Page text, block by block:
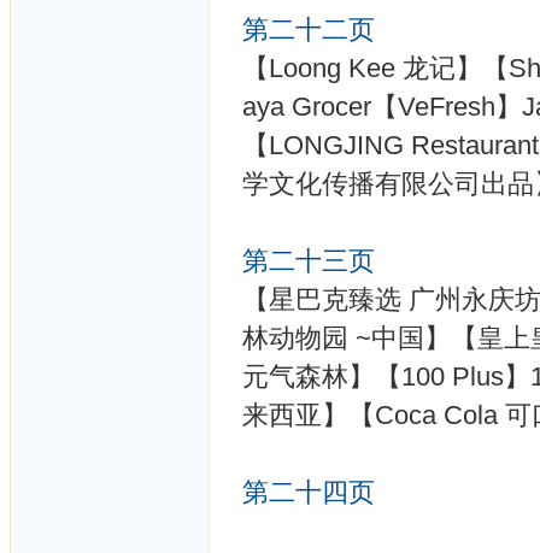
第二十二页
【Loong Kee 龙记】【
aya Grocer【VeFresh】
【LONGJING
学文化传播有限公司出
第二十三页
【星巴克臻选 广州永庆
林动物园 ~中国】【皇
元气森林】【100 Plus
来西亚】【Coca Cola
第二十四页